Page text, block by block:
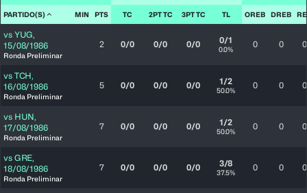
PARTIDO(S) MIN PTS TC 2PT TC 3PT TC TL OREB DREB
vs YUG,
15/08/1986
Ronda Preliminar
2 0/0 0/0 0/0 0/1
0.0% 0 0 0
vs TCH,
16/08/1986
Ronda Preliminar
5 0/0 0/0 0/0 1/2
50.0% 0 0 0
vs HUN,
17/08/1986
Ronda Preliminar
7 0/0 0/0 0/0 1/2
50.0% 0 0 0
vs GRE,
18/08/1986
Ronda Preliminar
7 0/0 0/0 0/0 3/8
37.5% 0 0 0